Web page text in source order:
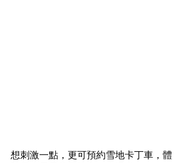
想刺激一點，更可預約雪地卡丁車，體